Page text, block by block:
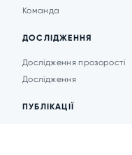
Команда
ДОСЛІДЖЕННЯ
Дослідження прозорості
Дослідження
ПУБЛІКАЦІЇ